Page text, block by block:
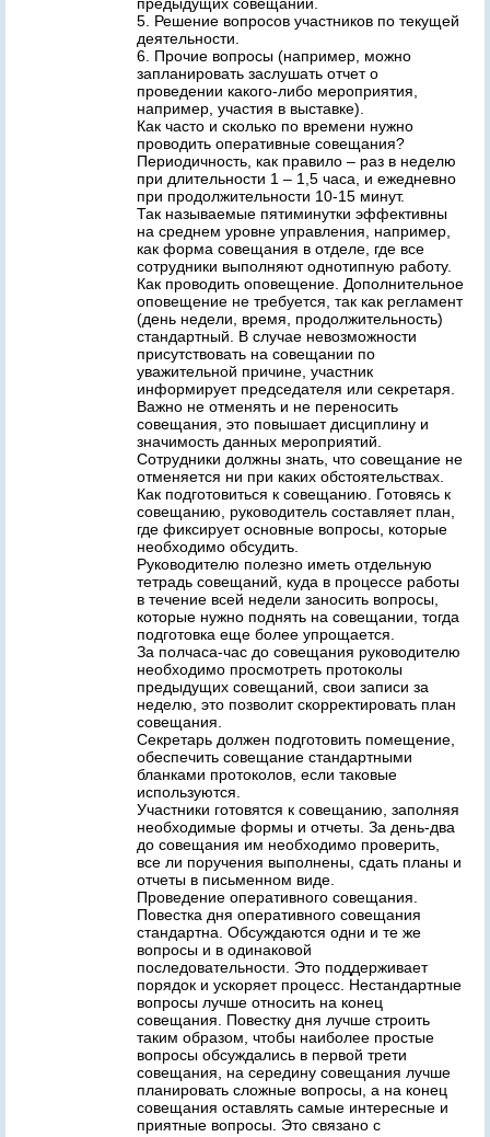
5. Решение вопросов участников по текущей
деятельности.
6. Прочие вопросы (например, можно
запланировать заслушать отчет о
проведении какого-либо мероприятия,
например, участия в выставке).
Как часто и сколько по времени нужно
проводить оперативные совещания?
Периодичность, как правило – раз в неделю
при длительности 1 – 1,5 часа, и ежедневно
при продолжительности 10-15 минут.
Так называемые пятиминутки эффективны
на среднем уровне управления, например,
как форма совещания в отделе, где все
сотрудники выполняют однотипную работу.
Как проводить оповещение. Дополнительное
оповещение не требуется, так как регламент
(день недели, время, продолжительность)
стандартный. В случае невозможности
присутствовать на совещании по
уважительной причине, участник
информирует председателя или секретаря.
Важно не отменять и не переносить
совещания, это повышает дисциплину и
значимость данных мероприятий.
Сотрудники должны знать, что совещание не
отменяется ни при каких обстоятельствах.
Как подготовиться к совещанию. Готовясь к
совещанию, руководитель составляет план,
где фиксирует основные вопросы, которые
необходимо обсудить.
Руководителю полезно иметь отдельную
тетрадь совещаний, куда в процессе работы
в течение всей недели заносить вопросы,
которые нужно поднять на совещании, тогда
подготовка еще более упрощается.
За полчаса-час до совещания руководителю
необходимо просмотреть протоколы
предыдущих совещаний, свои записи за
неделю, это позволит скорректировать план
совещания.
Секретарь должен подготовить помещение,
обеспечить совещание стандартными
бланками протоколов, если таковые
используются.
Участники готовятся к совещанию, заполняя
необходимые формы и отчеты. За день-два
до совещания им необходимо проверить,
все ли поручения выполнены, сдать планы и
отчеты в письменном виде.
Проведение оперативного совещания.
Повестка дня оперативного совещания
стандартна. Обсуждаются одни и те же
вопросы и в одинаковой
последовательности. Это поддерживает
порядок и ускоряет процесс. Нестандартные
вопросы лучше относить на конец
совещания. Повестку дня лучше строить
таким образом, чтобы наиболее простые
вопросы обсуждались в первой трети
совещания, на середину совещания лучше
планировать сложные вопросы, а на конец
совещания оставлять самые интересные и
приятные вопросы. Это связано с